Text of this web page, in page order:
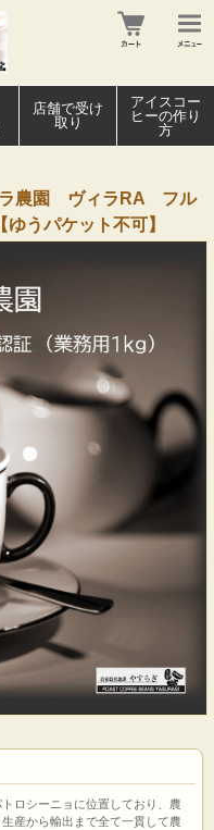
店舗で受け
取り
アイスコー
ヒーの作り
方
農園 ヴィラRA フル
うパケット不可】
ロシーニョに位置しており、農
産から輸出まで全て一貫して農